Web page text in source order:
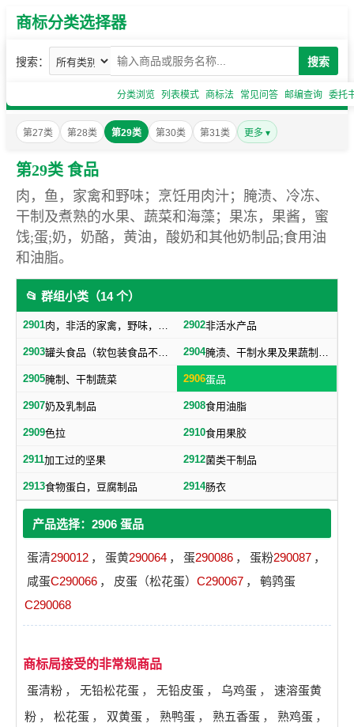
商标分类选择器
搜索： 搜索
分类浏览 列表模式 商标法 常见问答 邮编查询 委托
第27类 第28类 第29类 第30类 第31类 更多 ▾
第29类 食品
肉，鱼，家禽和野味；烹饪用肉汁；腌渍、冷冻、
干制及煮熟的水果、蔬菜和海藻；果冻，果酱，蜜
饯;蛋;奶，奶酪，黄油，酸奶和其他奶制品;食用油
和油脂。
📂 群组小类（14 个）
2901 肉，非活的家禽，野味，肉汁 2902非活水产品
2903 罐头食品（软包装食品不包括在内，随原料制成品归类） 2904 腌渍、干制水果及果蔬制零食小吃
2905腌制、干制蔬菜 2906蛋品
2907奶及乳制品 2908食用油脂
2909色拉 2910食用果胶
2911加工过的坚果 2912菌类干制品
2913食物蛋白，豆腐制品 2914肠衣
产品选择：2906 蛋品
蛋清290012 ， 蛋黄290064 ， 蛋290086 ， 蛋粉290087 ，
咸蛋C290066 ， 皮蛋（松花蛋） C290067 ，
鹌鹑蛋
C290068
商标局接受的非常规商品
蛋清粉 ， 无铅松花蛋 ， 无铅皮蛋 ， 乌鸡蛋 ，
速溶蛋黄
粉 ， 松花蛋 ， 双黄蛋 ， 熟鸭蛋 ， 熟五香蛋 ， 熟鸡蛋 ，